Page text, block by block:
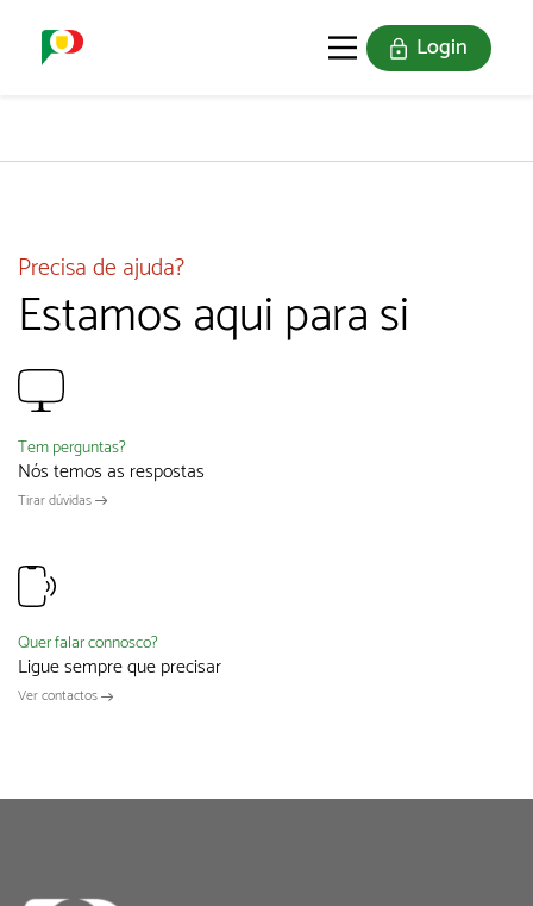
Login
Precisa de ajuda?
Estamos aqui para si
Tem perguntas?
Nós temos as respostas
Tirar dúvidas
Quer falar connosco?
Ligue sempre que precisar
Ver contactos